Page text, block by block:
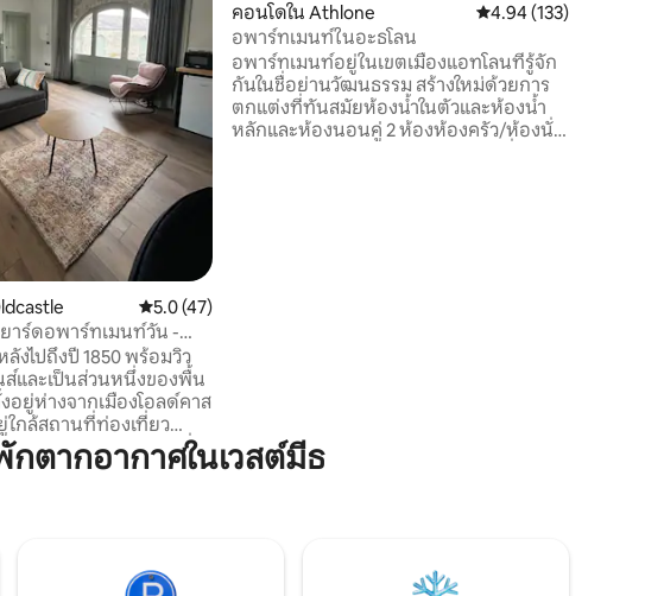
ว
คะแนนเฉลี่ย 5.0 จาก 5, 47 รีวิว
5.0 (47)
าร์ดอพาร์ทเมนท์วัน -
ไปถึงปี 1850 พร้อมวิว
ส์และเป็นส่วนหนึ่งของพื้น
ใกล้สถานที่ท่องเที่ยว
ตท โรงแรมโครเวอร์เฮาส์
และห่างจากเมืองใหญ่ของ
คอนโดใน Athlone คะแนนเฉลี่ย 4.94 จาก
4.94 (133)
อพาร์ทเมนท์ในอะธโลน
อพาร์ทเมนท์อยู่ในเขตเมืองแอทโลนที่รู้จัก
กันในชื่อย่านวัฒนธรรม สร้างใหม่ด้วยการ
ตกแต่งที่ทันสมัยห้องน้ำในตัวและห้องน้ำ
หลักและห้องนอนคู่ 2 ห้องห้องครัว/ห้องนั่ง
ตากอากาศในเวสต์มีธ